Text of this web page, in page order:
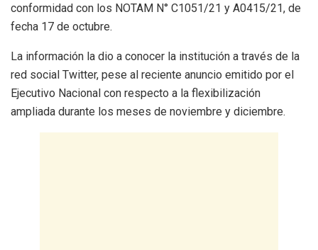
conformidad con los NOTAM N° C1051/21 y A0415/21, de
fecha 17 de octubre.
La información la dio a conocer la institución a través de la
red social Twitter, pese al reciente anuncio emitido por el
Ejecutivo Nacional con respecto a la flexibilización
ampliada durante los meses de noviembre y diciembre.